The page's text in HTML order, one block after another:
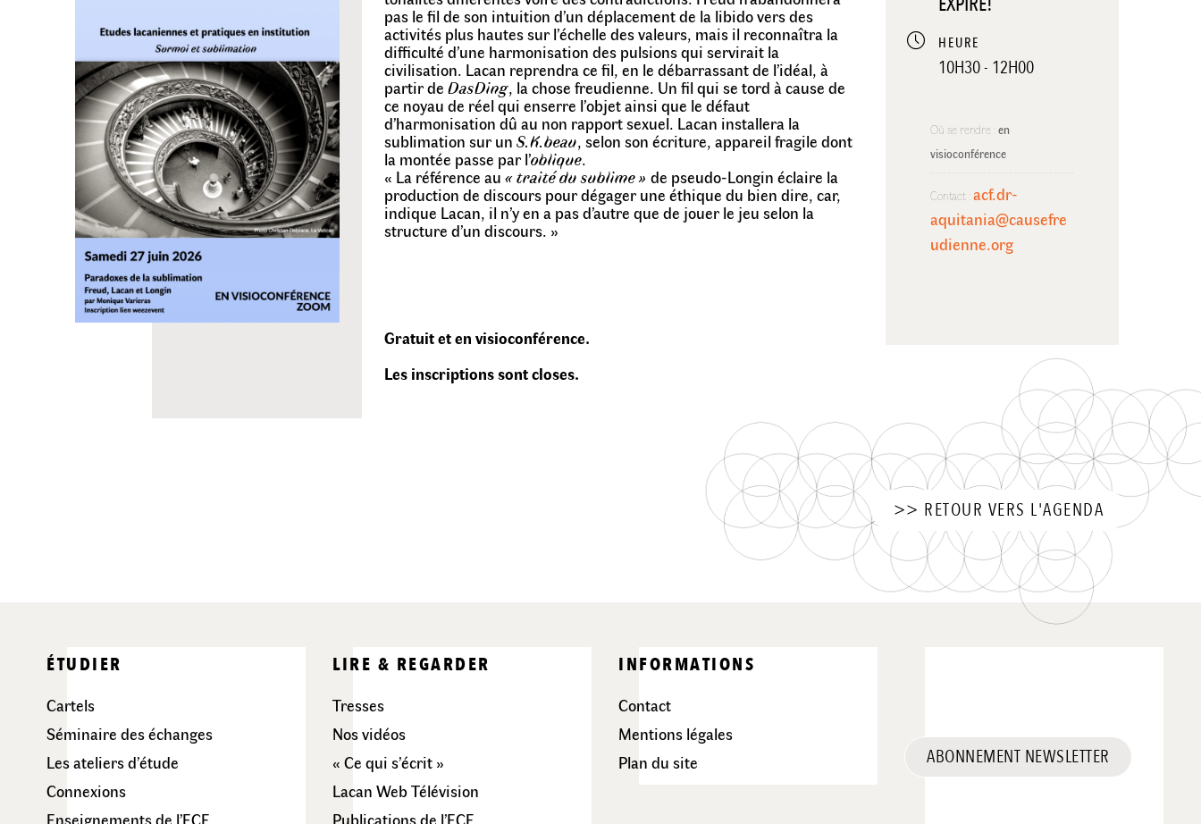
pas le fil de son intuition d’un déplacement de la libido vers des
activités plus hautes sur l’échelle des valeurs, mais il reconnaîtra la
difficulté d’une harmonisation des pulsions qui servirait la
civilisation. Lacan reprendra ce fil, en le débarrassant de l’idéal, à
partir deDasDing, la chose freudienne. Un fil qui se tord à cause de
ce noyau de réel qui enserre l’objet ainsi que le défaut
d’harmonisation dû au non rapport sexuel. Lacan installera la
sublimation sur unS.K.beau, selon son écriture, appareil fragile dont
la montée passe par l’oblique.
« La référence au« traité du sublime » de pseudo-Longin éclaire la
production de discours pour dégager une éthique du bien dire, car,
indique Lacan, il n’y en a pas d’autre que de jouer le jeu selon la
structure d’un discours. »
Gratuit et en visioconférence.
Les inscriptions sont closes.
HEURE
10H30 - 12H00
Où se rendre :en
visioconférence
Contact :acf.dr-
aquitania@causefre
udienne.org
>> RETOUR VERS L'AGENDA
ÉTUDIER
Cartels
Séminaire des échanges
Les ateliers d’étude
Connexions
LIRE & REGARDER
Tresses
Nos vidéos
« Ce qui s’écrit »
Lacan Web Télévision
INFORMATIONS
Contact
Mentions légales
Plan du site
ABONNEMENT NEWSLETTER